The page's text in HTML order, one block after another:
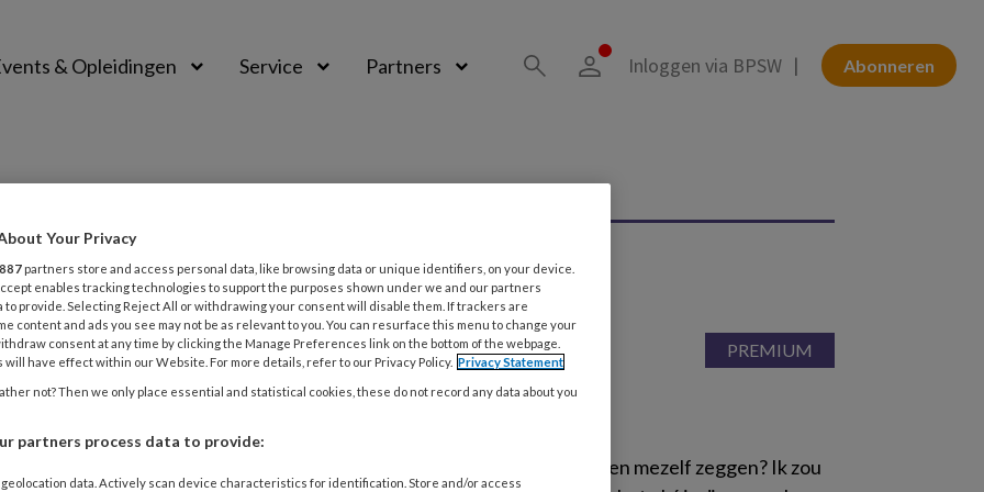
& Opleidingen Service Partners Abonneren
Inloggen via BPSW
COLUMN
Wat zou ik zeggen?
student Social Work zou zijn, wat zou ik dan, met de kennis van nu, tegen mezelf zeggen? Ik zou
Your Privacy
887 partners store and access personal data, like browsing data or unique identifiers, on your device.
enables tracking technologies to support the purposes shown under we and our partners
to provide. Selecting Reject All or withdrawing your consent will disable them. If trackers are
content and ads you see may not be as relevant to you. You can resurface this menu to change your
consent at any time by clicking the Manage Preferences link on the bottom of the webpage.
will have effect within our Website. For more details, refer to our Privacy Policy. Privacy Statement
not? Then we only place essential and statistical cookies, these do not record any data about you
partners process data to provide:
data. Actively scan device characteristics for identification. Store and/or access